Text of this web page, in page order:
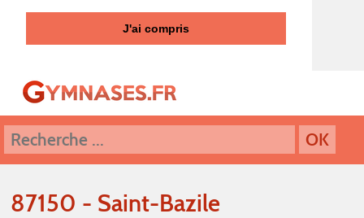
J'ai compris
87150 - Saint-Bazile